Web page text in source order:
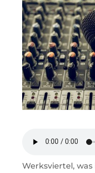
Werksviertel, was